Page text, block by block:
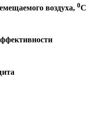
воздуха, 0С